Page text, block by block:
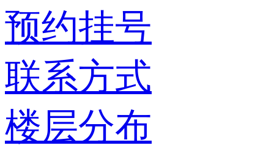
预约挂号
联系方式
楼层分布